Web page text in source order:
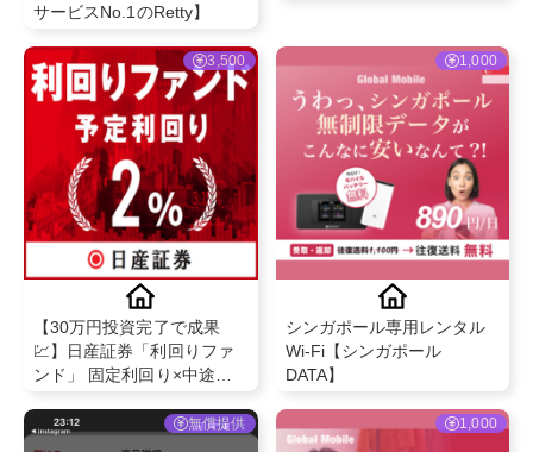
サービスNo.1のRetty】
ステサロン！
3,500
【30万円投資完了で成果
💹】日産証券「利回りファ
ンド」 固定利回り×中途解
営の安心投資
1,000
シンガポール専用レンタル
Wi-Fi【シンガポール
DATA】
無償提供 1,000